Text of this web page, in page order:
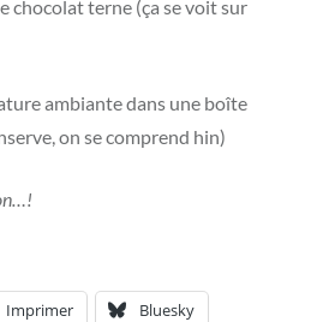
chocolat terne (ça se voit sur
ambiante dans une boîte
on se comprend hin)
Imprimer Bluesky